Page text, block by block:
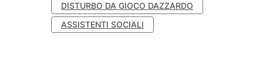
DISTURBO DA GIOCO DAZZARDO
ASSISTENTI SOCIALI